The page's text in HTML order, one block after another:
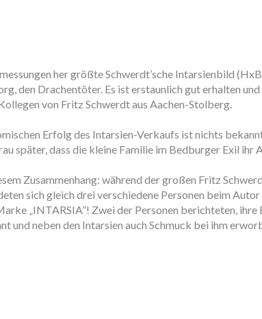
her größte Schwerdt’sche Intarsienbild
den Drachentöter. Es ist erstaunlich gut erhalten
von Fritz Schwerdt aus Aachen-Stolberg.
Erfolg des Intarsien-Verkaufs ist nichts
später, dass die kleine Familie im Bedburger Exil ihr
Zusammenhang: während der großen Fritz
sich gleich drei verschiedene Personen beim
„INTARSIA”! Zwei der Personen berichteten, ihre
und neben den Intarsien auch Schmuck bei ihm